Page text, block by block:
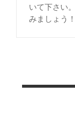
いて下さい
みましょう！